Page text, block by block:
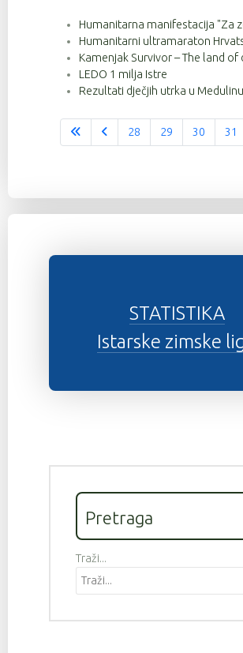
Humanitarna manifestacija "Za
Humanitarni ultramaraton
Kamenjak Survivor – The land of
LEDO 1 milja Istre
Rezultati dječjih utrka u Medulinu
28 29 30 31
STATISTIKA
Istarske zimske
Pretraga
Traži...